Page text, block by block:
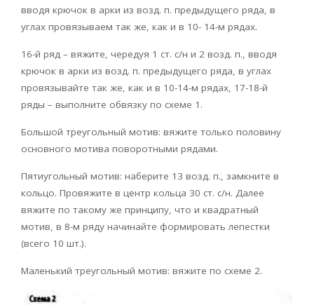
вводя крючок в арки из возд. п. предыдущего ряда, в
углах провязываем так же, как и в 10- 14-м рядах.
16-й ряд – вяжите, чередуя 1 ст. с/н и 2 возд. п., вводя
крючок в арки из возд. п. предыдущего ряда, в углах
провязывайте так же, как и в 10-14-м рядах, 17-18-й
ряды – выполните обвязку по схеме 1.
Большой треугольный мотив: вяжите только половину
основного мотива поворотными рядами.
Пятиугольный мотив: наберите 13 возд. п., замкните в
кольцо. Провяжите в центр кольца 30 ст. с/н. Далее
вяжите по такому же принципу, что и квадратный
мотив, в 8-м ряду начинайте формировать лепестки
(всего 10 шт.).
Маленький треугольный мотив: вяжите по схеме 2.